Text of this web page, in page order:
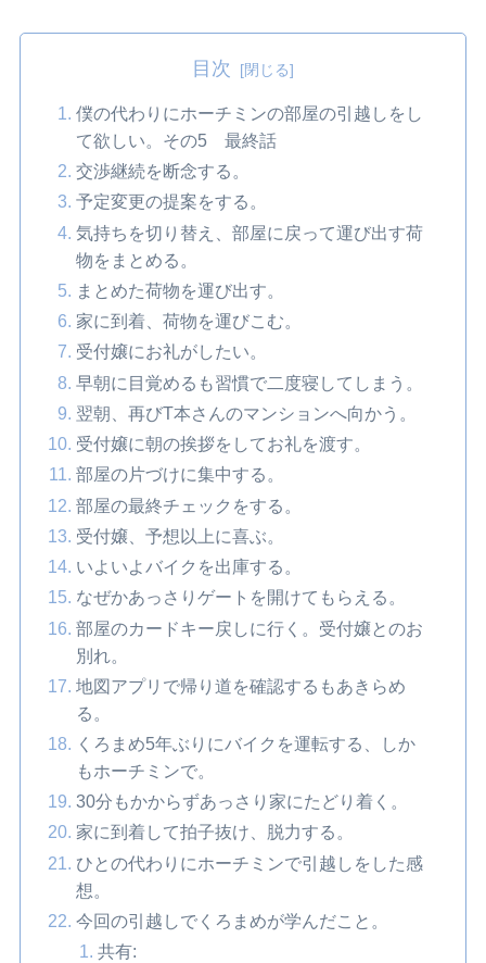
目次
僕の代わりにホーチミンの部屋の引越しをし
て欲しい。その5 最終話
交渉継続を断念する。
予定変更の提案をする。
気持ちを切り替え、部屋に戻って運び出す荷
物をまとめる。
まとめた荷物を運び出す。
家に到着、荷物を運びこむ。
受付嬢にお礼がしたい。
早朝に目覚めるも習慣で二度寝してしまう。
翌朝、再びT本さんのマンションへ向かう。
受付嬢に朝の挨拶をしてお礼を渡す。
部屋の片づけに集中する。
部屋の最終チェックをする。
受付嬢、予想以上に喜ぶ。
いよいよバイクを出庫する。
なぜかあっさりゲートを開けてもらえる。
部屋のカードキー戻しに行く。受付嬢とのお
別れ。
地図アプリで帰り道を確認するもあきらめ
る。
くろまめ5年ぶりにバイクを運転する、しか
もホーチミンで。
30分もかからずあっさり家にたどり着く。
家に到着して拍子抜け、脱力する。
ひとの代わりにホーチミンで引越しをした感
想。
今回の引越しでくろまめが学んだこと。
共有: